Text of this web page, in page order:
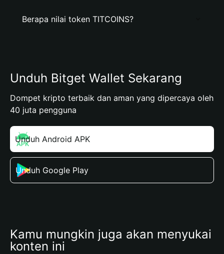
Berapa nilai token TITCOINS?
Unduh Bitget Wallet Sekarang
Dompet kripto terbaik dan aman yang dipercaya oleh
40 juta pengguna
Unduh Android APK
Unduh Google Play
Kamu mungkin juga akan menyukai
konten ini